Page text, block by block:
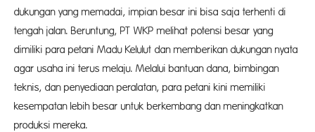
dukungan yang memadai, impian besar ini bisa saja terhenti di
tengah jalan. Beruntung, PT WKP melihat potensi besar yang
dimiliki para petani Madu Kelulut dan memberikan dukungan nyata
agar usaha ini terus melaju. Melalui bantuan dana, bimbingan
teknis, dan penyediaan peralatan, para petani kini memiliki
kesempatan lebih besar untuk berkembang dan meningkatkan
produksi mereka.